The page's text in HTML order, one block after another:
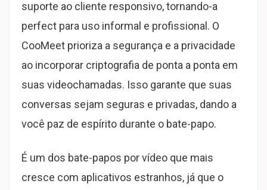
suporte ao cliente responsivo, tornando-a
perfect para uso informal e profissional. O
CooMeet prioriza a segurança e a privacidade
ao incorporar criptografia de ponta a ponta em
suas videochamadas. Isso garante que suas
conversas sejam seguras e privadas, dando a
você paz de espírito durante o bate-papo.
É um dos bate-papos por vídeo que mais
cresce com aplicativos estranhos, já que o